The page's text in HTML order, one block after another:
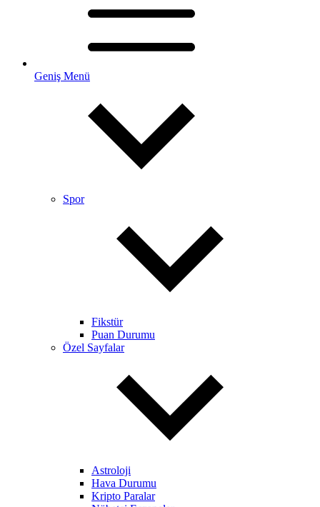
Geniş Menü
Spor
Fikstür
Puan Durumu
Özel Sayfalar
Astroloji
Hava Durumu
Kripto Paralar